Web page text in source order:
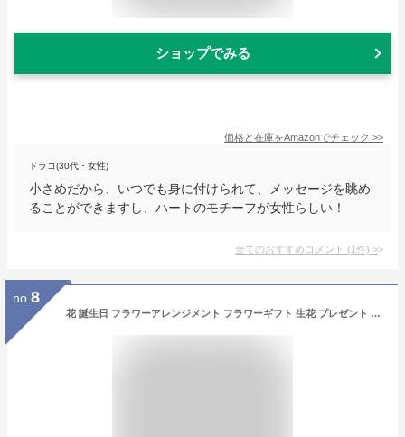
ショップでみる
価格と在庫をAmazonでチェック >>
ドラコ(30代・女性)
小さめだから、いつでも身に付けられて、メッセージを眺め
ることができますし、ハートのモチーフが女性らしい！
全てのおすすめコメント (1件) >
no. 8
花 誕生日 フラワーアレンジメント フラワーギフト 生花 プレゼント フラワー アレンジメント アレンジ 花束 ギフト 誕プレ フラワーショップ お祝い 送別 退職 お見舞い お供え花 おしゃれ 花屋 お花 指定日 最強配送 宅配